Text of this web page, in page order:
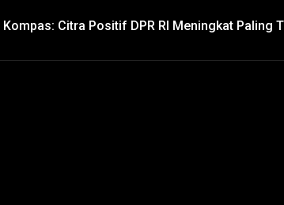
Citra Positif DPR RI Meningkat Paling